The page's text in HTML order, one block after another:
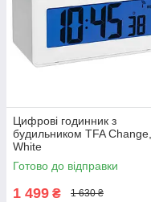
Цифрові годинник з
будильником TFA Change,
White
Готово до відправки
1 499 ₴ 1 630 ₴